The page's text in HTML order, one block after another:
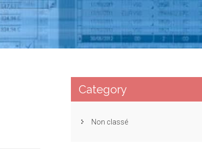
Category
Non classé